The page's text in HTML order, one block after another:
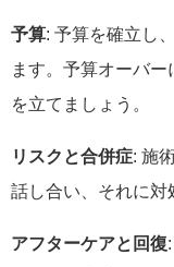
予算: 予算を確立し
ます。予算オーバ
を立てましょう。
リスクと合併症: 施
話し合い、それに対
アフターケアと回復